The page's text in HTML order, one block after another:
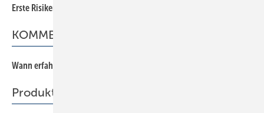
Erste Risiken lauern schon im Hausanschlussraum
KOMMENTAR
Wann erfahren Sie, dass Ihre Bestellung unvollständig ist?
Produkte